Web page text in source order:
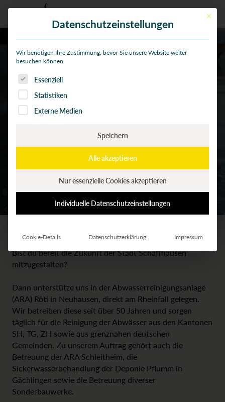
Mechanikerin/Mechaniker
Kläranlage ARA Röti
(100 %)
Bist du bereit die Zukunft der Stadt Schaffhausen
mitzugestalten?
Dann unterstütze uns in derAbwasserreinigungsanlage
(ARA) Röti in Neuhausen, direkt am Rheinfall gelegen.
Wir betreiben diese seit über 50 Jahren und sorgen
täglich für die Reinigung der Abwässer aus den Kantonen
SH, TG, ZH sowie aus grenznahen deutschen
Gemeinden. Zu unserem Auftrag gehört auch die
Betreuung der ARA Schleitheim, die
Sickerwasserbehandlung der Deponie Pflumm in
Gächlingen sowie die Betreuung diverser
Sonderbauwerke.
Mit
Datenschutzeinstellungen
Wir benötigen Ihre Zustimmung, bevor Sie unsere Website weiter
besuchen können.
Es folgt eine Liste der Service-Gruppen, für die eine
Essenziell
Statistiken
Externe Medien
Speichern
Alle akzeptieren
Nur essenzielle Cookies akzeptieren
Individuelle Datenschutzeinstellungen
Cookie-Details Datenschutzerklärung Impressum